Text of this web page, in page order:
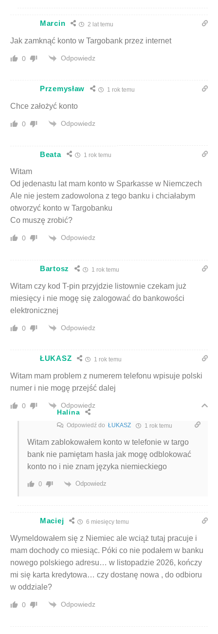
Marcin 2 lat temu
Jak zamknąć konto w Targobank przez internet
0 Odpowiedz
Przemysław 1 rok temu
Chce założyć konto
0 Odpowiedz
Beata 1 rok temu
Witam
Od jedenastu lat mam konto w Sparkasse w Niemczech
Ale nie jestem zadowolona z tego banku i chciałabym
otworzyć konto w Targobanku
Co muszę zrobić?
0 Odpowiedz
Bartosz 1 rok temu
Witam czy kod T-pin przyjdzie listownie czekam już
miesięcy i nie mogę się zalogować do bankowości
elektronicznej
0 Odpowiedz
ŁUKASZ 1 rok temu
Witam mam problem z numerem telefonu wpisuje polski
numer i nie mogę przejść dalej
0
Odpowiedz
Halina
Odpowiedź do ŁUKASZ 1 rok temu
Witam zablokowałem konto w telefonie w targo
bank nie pamiętam hasła jak mogę odblokować
konto no i nie znam języka niemieckiego
0 Odpowiedz
Maciej 6 miesięcy temu
Wymeldowałem się z Niemiec ale wciąż tutaj pracuje i
mam dochody co miesiąc. Póki co nie podałem w banku
nowego polskiego adresu… w listopadzie 2026, kończy
mi się karta kredytowa… czy dostanę nowa , do odbioru
w oddziale?
0 Odpowiedz